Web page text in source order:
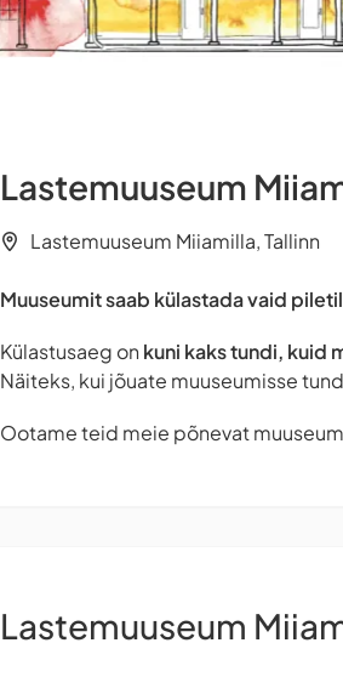
Lastemuuseum
Lastemuuseum Miiamilla, Tallinn
Muuseumit saab külastada vaid
Külastusaeg on kuni kaks tundi, kuid
Näiteks, kui jõuate muuseumisse
Ootame teid meie põnevat
Lastemuuseum